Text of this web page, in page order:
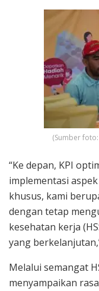
(Sumber
“Ke depan, KPI
implementasi aspek
khusus, kami
dengan tetap
kesehatan kerja
yang
Melalui semangat
menyampaikan